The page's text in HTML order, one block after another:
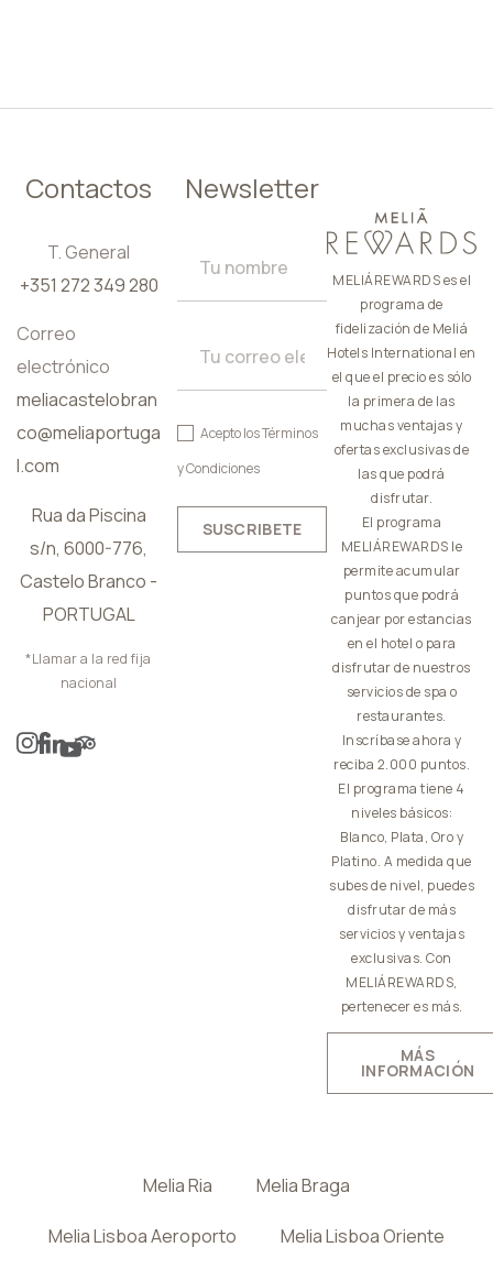
Contactos
T. General
+351 272 349 280
Correo
electrónico
meliacastelobran
co@meliaportuga
l.com
Rua da Piscina
s/n, 6000-776,
Castelo Branco -
PORTUGAL
*Llamar a la red fija
nacional
Newsletter
Acepto losTérminos
y Condiciones
SUSCRIBETE
MELIÁREWARDS es el
programa de
fidelización de Meliá
Hotels International en
el que el precio es sólo
la primera de las
muchas ventajas y
ofertas exclusivas de
las que podrá
disfrutar.
El programa
MELIÁREWARDS le
permite acumular
puntos que podrá
canjear por estancias
en el hotel o para
disfrutar de nuestros
servicios de spa o
restaurantes.
Inscríbase ahora y
reciba 2.000 puntos.
El programa tiene 4
niveles básicos:
Blanco, Plata, Oro y
Platino. A medida que
subes de nivel, puedes
disfrutar de más
servicios y ventajas
exclusivas. Con
MELIÁREWARDS,
pertenecer es más.
MÁS
INFORMACIÓN
Melia Ria Melia Braga
Melia Lisboa Aeroporto Melia Lisboa Oriente